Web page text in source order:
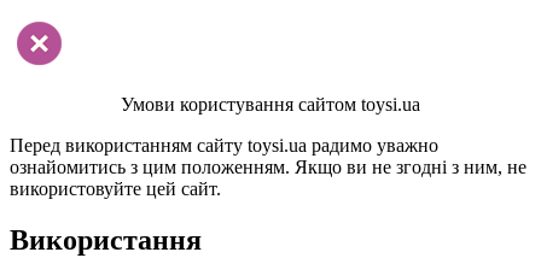
Умови користування сайтом toysi.ua
Перед використанням сайту toysi.ua радимо уважно
ознайомитись з цим положенням. Якщо ви не згодні з ним, не
використовуйте цей сайт.
Використання